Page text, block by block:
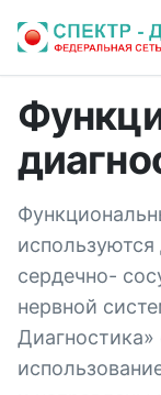
сердечно-
нервной
Диагностика»